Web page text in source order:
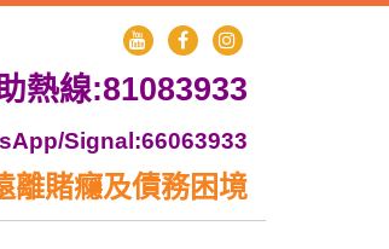
熱線:81083933
Signal:66063933
離賭癮及債務困境